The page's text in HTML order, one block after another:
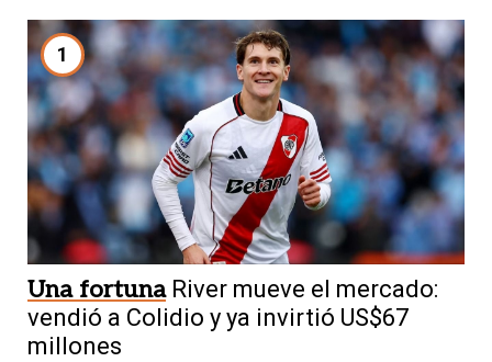
1
Una fortuna River mueve el mercado:
vendió a Colidio y ya invirtió US$67
millones